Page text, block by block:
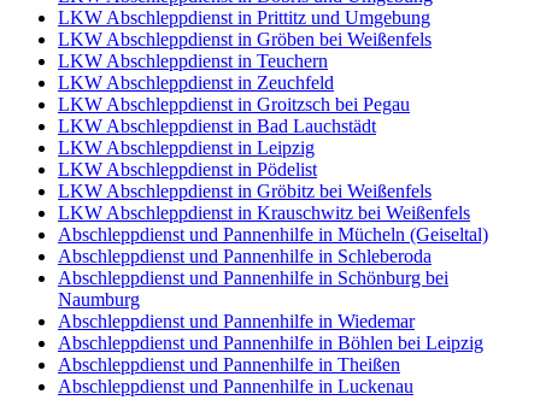
LKW Abschleppdienst in Prittitz und Umgebung
LKW Abschleppdienst in Gröben bei Weißenfels
LKW Abschleppdienst in Teuchern
LKW Abschleppdienst in Zeuchfeld
LKW Abschleppdienst in Groitzsch bei Pegau
LKW Abschleppdienst in Bad Lauchstädt
LKW Abschleppdienst in Leipzig
LKW Abschleppdienst in Pödelist
LKW Abschleppdienst in Gröbitz bei Weißenfels
LKW Abschleppdienst in Krauschwitz bei Weißenfels
Abschleppdienst und Pannenhilfe in Mücheln (Geiseltal)
Abschleppdienst und Pannenhilfe in Schleberoda
Abschleppdienst und Pannenhilfe in Schönburg bei
Naumburg
Abschleppdienst und Pannenhilfe in Wiedemar
Abschleppdienst und Pannenhilfe in Böhlen bei Leipzig
Abschleppdienst und Pannenhilfe in Theißen
Abschleppdienst und Pannenhilfe in Luckenau